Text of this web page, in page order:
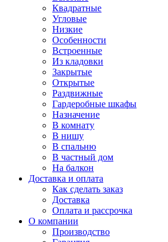
Квадратные
Угловые
Низкие
Особенности
Встроенные
Из кладовки
Закрытые
Открытые
Раздвижные
Гардеробные шкафы
Назначение
В комнату
В нишу
В спальню
В частный дом
На балкон
Доставка и оплата
Как сделать заказ
Доставка
Оплата и рассрочка
О компании
Производство